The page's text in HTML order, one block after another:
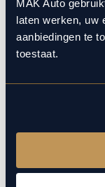
MAK Auto
laten werken, uw
aanbiedingen te
toestaat.
verzorgen het
merkdealer, met
gerust langs in
Hoe weet ik